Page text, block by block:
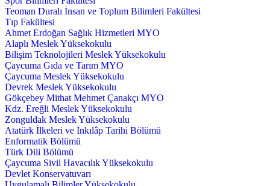
Teoman Duralı İnsan ve Toplum Bilimleri Fakültesi
Tıp Fakültesi
Ahmet Erdoğan Sağlık Hizmetleri MYO
Alaplı Meslek Yüksekokulu
Bilişim Teknolojileri Meslek Yüksekokulu
Çaycuma Gıda ve Tarım MYO
Çaycuma Meslek Yüksekokulu
Devrek Meslek Yüksekokulu
Gökçebey Mithat Mehmet Çanakçı MYO
Kdz. Ereğli Meslek Yüksekokulu
Zonguldak Meslek Yüksekokulu
Atatürk İlkeleri ve İnkılâp Tarihi Bölümü
Enformatik Bölümü
Türk Dili Bölümü
Çaycuma Sivil Havacılık Yüksekokulu
Devlet Konservatuvarı